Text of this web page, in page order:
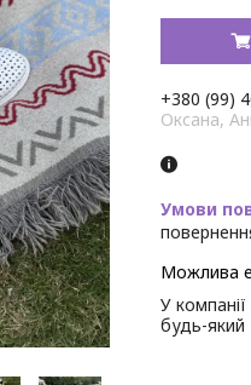
+380 (99)
Оксана,
У
будь-який